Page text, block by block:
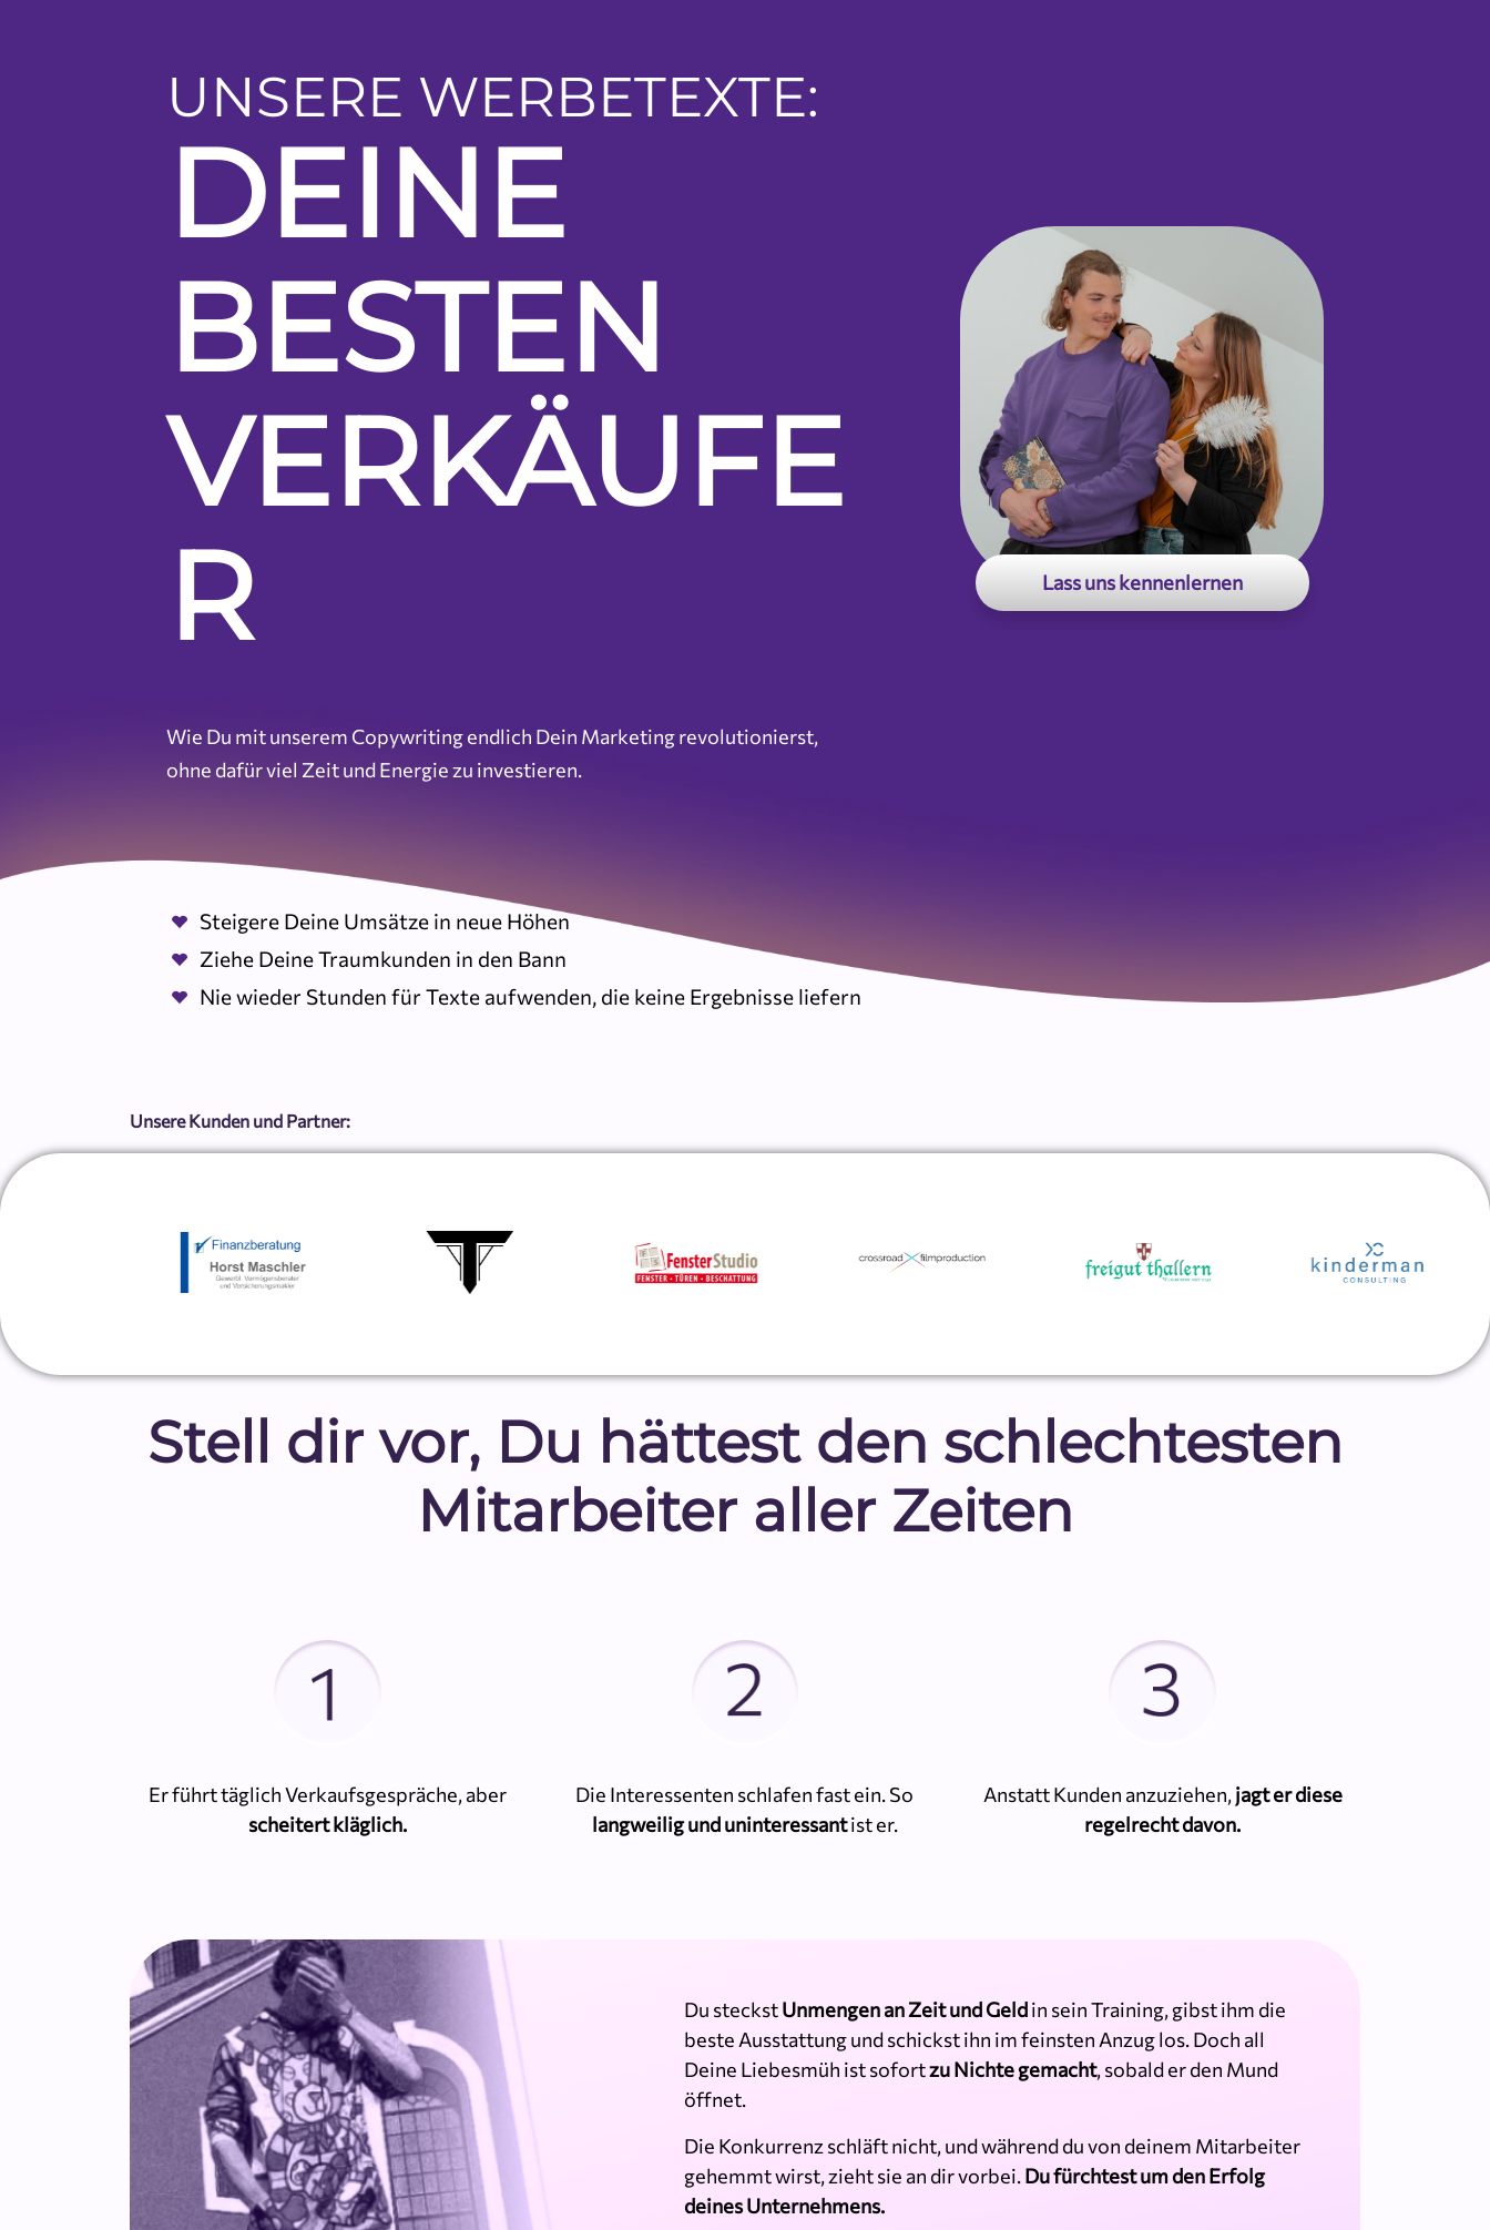
UNSERE WERBETEXTE:
DEINE
BESTEN
VERKÄUFE
R
Wie Du mit unserem Copywriting endlich Dein Marketing revolutionierst,
ohne dafür viel Zeit und Energie zu investieren.
Lass uns kennenlernen
Steigere Deine Umsätze in neue Höhen
Ziehe Deine Traumkunden in den Bann
Nie wieder Stunden für Texte aufwenden, die keine Ergebnisse liefern
Unsere Kunden und Partner:
Stell dir vor, Du hättest den schlechtesten
Mitarbeiter aller Zeiten
Er führt täglich Verkaufsgespräche, aber
scheitert kläglich.
Die Interessenten schlafen fast ein. So
langweilig und uninteressantist er.
Anstatt Kunden anzuziehen, jagt er diese
regelrecht davon.
Du steckstUnmengen an Zeit und Geldin sein Training, gibst ihm die
beste Ausstattung und schickst ihn im feinsten Anzug los. Doch all
Deine Liebesmüh ist sofortzu Nichte gemacht, sobald er den Mund
öffnet.
Die Konkurrenz schläft nicht, und während du von deinem Mitarbeiter
gehemmt wirst, zieht sie an dir vorbei.Du fürchtest um den Erfolg
deines Unternehmens.